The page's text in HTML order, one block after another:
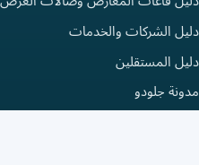
دليل الشركات والخدمات
دليل المستقلين
مدونة جلودو